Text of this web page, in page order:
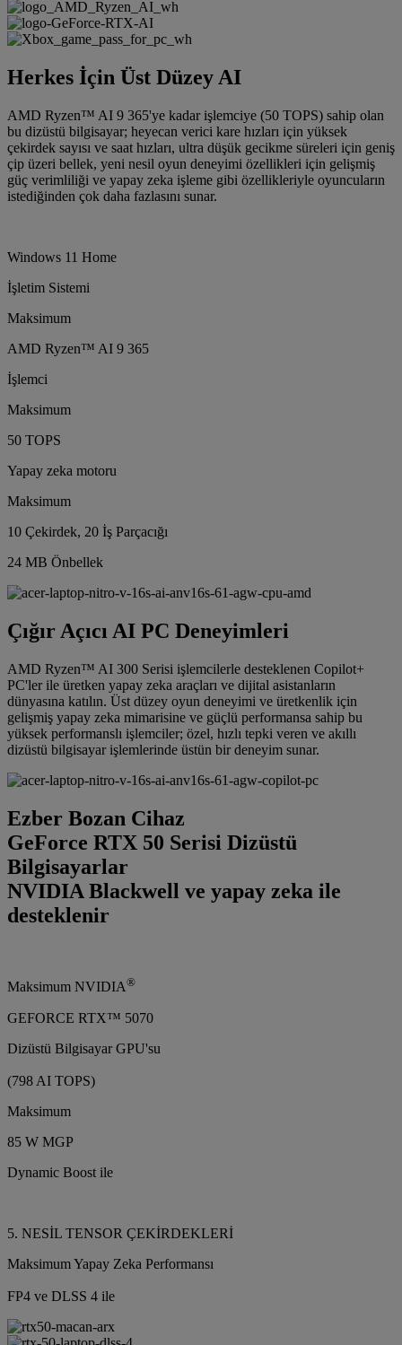
Herkes İçin Üst Düzey AI
AMD Ryzen™ AI 9 365'ye kadar işlemciye (50 TOPS) sahip olan
bu dizüstü bilgisayar; heyecan verici kare hızları için yüksek
çekirdek sayısı ve saat hızları, ultra düşük gecikme süreleri için geniş
çip üzeri bellek, yeni nesil oyun deneyimi özellikleri için gelişmiş
güç verimliliği ve yapay zeka işleme gibi özellikleriyle oyuncuların
istediğinden çok daha fazlasını sunar.
Windows 11 Home
İşletim Sistemi
Maksimum
AMD Ryzen™ AI 9 365
İşlemci
Maksimum
50 TOPS
Yapay zeka motoru
Maksimum
10 Çekirdek, 20 İş Parçacığı
24 MB Önbellek
Çığır Açıcı AI PC Deneyimleri
AMD Ryzen™ AI 300 Serisi işlemcilerle desteklenen Copilot+
PC'ler ile üretken yapay zeka araçları ve dijital asistanların
dünyasına katılın. Üst düzey oyun deneyimi ve üretkenlik için
gelişmiş yapay zeka mimarisine ve güçlü performansa sahip bu
yüksek performanslı işlemciler; özel, hızlı tepki veren ve akıllı
dizüstü bilgisayar işlemlerinde üstün bir deneyim sunar.
Ezber Bozan Cihaz
GeForce RTX 50 Serisi Dizüstü
Bilgisayarlar
NVIDIA Blackwell ve yapay zeka ile
desteklenir
Maksimum NVIDIA®
GEFORCE RTX™ 5070
Dizüstü Bilgisayar GPU'su
(798 AI TOPS)
Maksimum
85 W MGP
Dynamic Boost ile
5. NESİL TENSOR ÇEKİRDEKLERİ
Maksimum Yapay Zeka Performansı
FP4 ve DLSS 4 ile